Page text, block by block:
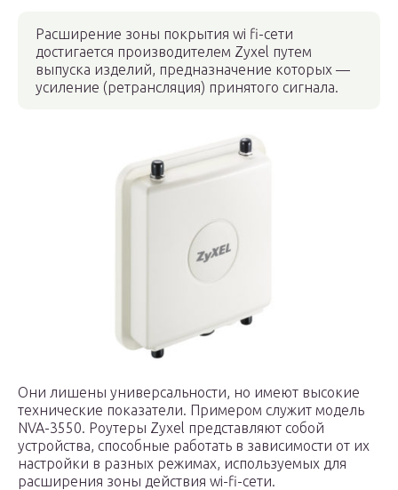
Расширение зоны покрытия wi fi-сети
достигается производителем Zyxel путем
выпуска изделий, предназначение которых —
усиление (ретрансляция) принятого сигнала.
Они лишены универсальности, но имеют высокие
технические показатели. Примером служит модель
NVA-3550. Роутеры Zyxel представляют собой
устройства, способные работать в зависимости от их
настройки в разных режимах, используемых для
расширения зоны действия wi-fi-сети.